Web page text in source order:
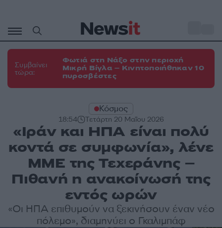
περιεχόμενο
Συμβαίνει
τώρα:
Φωτιά στη Νάξο στην περιοχή
Μικρή Βίγλα – Κινητοποιήθηκαν 10
πυροσβέστες
Κόσμος
18:54 Τετάρτη 20 Μαΐου 2026
«Ιράν και ΗΠΑ είναι πολύ
κοντά σε συμφωνία», λένε
ΜΜΕ της Τεχεράνης –
Πιθανή η ανακοίνωσή της
εντός ωρών
«Οι ΗΠΑ επιθυμούν να ξεκινήσουν έναν νέο
πόλεμο», διαμηνύει ο Γκαλιμπάφ